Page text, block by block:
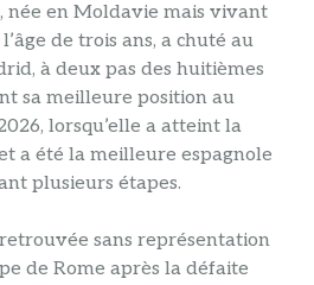
née en Moldavie mais vivant
de trois ans, a chuté au
à deux pas des huitièmes
sa meilleure position au
lorsqu’elle a atteint la
a été la meilleure espagnole
plusieurs étapes.
retrouvée sans représentation
de Rome après la défaite